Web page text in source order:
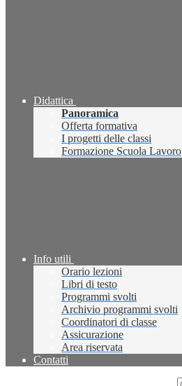
Didattica
Panoramica
Offerta formativa
I progetti delle classi
Formazione Scuola Lavoro
Info utili
Orario lezioni
Libri di testo
Programmi svolti
Archivio programmi svolti
Coordinatori di classe
Assicurazione
Area riservata
Contatti